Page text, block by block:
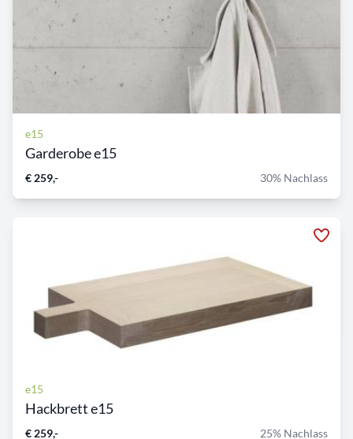
e15
Garderobe e15
€ 259,- 30% Nachlass
e15
Hackbrett e15
€ 259,- 25% Nachlass